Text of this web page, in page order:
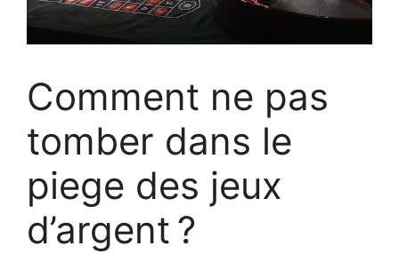
Comment ne pas
tomber dans le
piege des jeux
d’argent ?